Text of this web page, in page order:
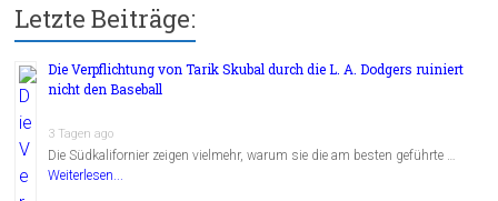
Letzte Beiträge:
Die Verpflichtung von Tarik Skubal durch die L. A. Dodgers ruiniert
nicht den Baseball
3 Tagen ago
Die Südkalifornier zeigen vielmehr, warum sie die am besten geführte …
Weiterlesen...